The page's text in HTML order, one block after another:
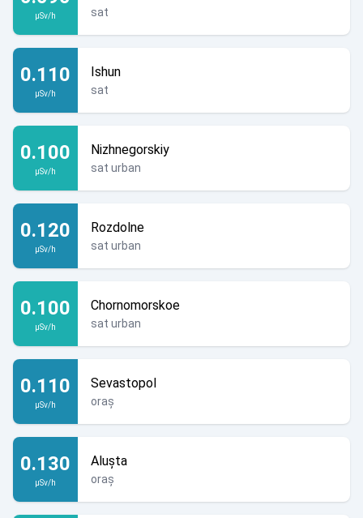
µSv/h sat
0.110
µSv/h
Ishun
sat
0.100
µSv/h
Nizhnegorskiy
sat urban
0.120
µSv/h
Rozdolne
sat urban
0.100
µSv/h
Chornomorskoe
sat urban
0.110
µSv/h
Sevastopol
oraș
0.130
µSv/h
Aluşta
oraș